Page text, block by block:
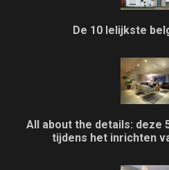
De 10 lelijkste
All about the details: deze
tijdens het inrichten